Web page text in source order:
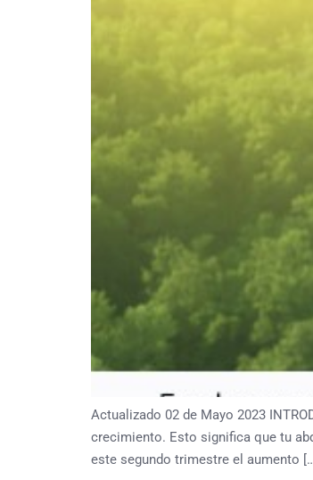
Actualizado 02 de Mayo 2023
crecimiento. Esto significa que tu
este segundo trimestre el aumento